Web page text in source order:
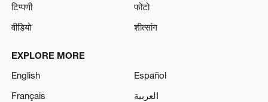
टिप्पणी
फोटो
वीडियो
शीत्सांग
EXPLORE MORE
English
Español
Français
العربية